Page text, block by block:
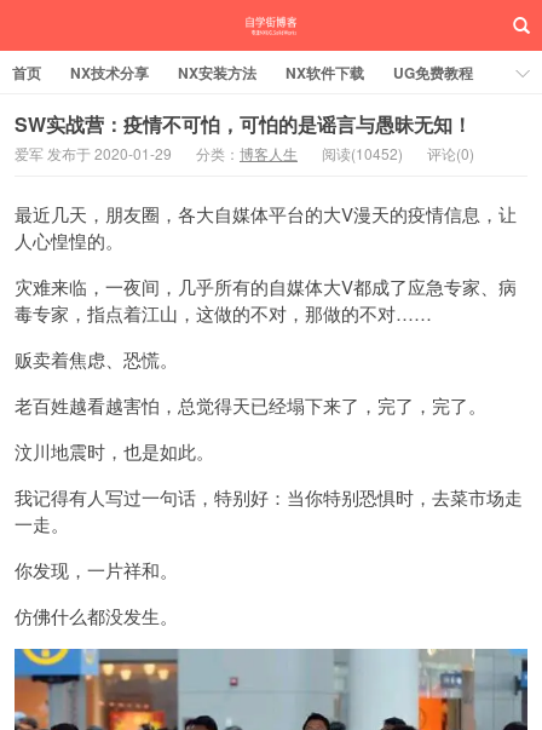
首页 NX技术分享 NX安装方法 NX软件下载
UG免费教程
UG编程加工
SW安装方法 SW技术分享
SW实战营
UG实战营
SW实战营：疫情不可怕，可怕的是谣言与愚昧无知！
爱军 发布于 2020-01-29 分类： 博客人生 阅读(10452) 评论(0)
最近几天，朋友圈，各大自媒体平台的大V漫天的疫情信息，让
人心惶惶的。
灾难来临，一夜间，几乎所有的自媒体大V都成了应急专家、病
毒专家，指点着江山，这做的不对，那做的不对……
贩卖着焦虑、恐慌。
老百姓越看越害怕，总觉得天已经塌下来了，完了，完了。
汶川地震时，也是如此。
我记得有人写过一句话，特别好：当你特别恐惧时，去菜市场走
一走。
你发现，一片祥和。
仿佛什么都没发生。